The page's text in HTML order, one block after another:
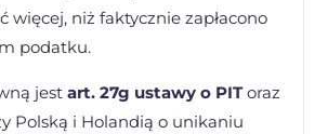
więcej, niż faktycznie zapłacono
podatku.
jestart. 27g ustawy o PIToraz
Polską i Holandią o unikaniu